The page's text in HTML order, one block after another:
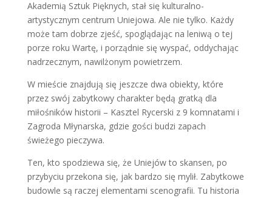
Akademią Sztuk Pięknych, stał się kulturalno-
artystycznym centrum Uniejowa. Ale nie tylko. Każdy
może tam dobrze zjeść, spoglądając na leniwą o tej
porze roku Wartę, i porządnie się wyspać, oddychając
nadrzecznym, nawilżonym powietrzem.
W mieście znajdują się jeszcze dwa obiekty, które
przez swój zabytkowy charakter będą gratką dla
miłośników historii – Kasztel Rycerski z 9 komnatami i
Zagroda Młynarska, gdzie gości budzi zapach
świeżego pieczywa.
Ten, kto spodziewa się, że Uniejów to skansen, po
przybyciu przekona się, jak bardzo się mylił. Zabytkowe
budowle są raczej elementami scenografii. Tu historia